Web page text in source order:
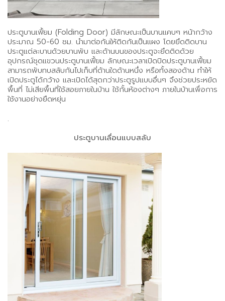
ประตูบานเฟี้ยม (Folding Door) มีลักษณะเป็นบานแคบๆ หน้ากว้าง
ประมาณ 50-60 ซม. นำมาต่อกันให้ติดกันเป็นแผง โดยยึดติดบาน
ประตูแต่ละบานด้วยบานพับ และด้านบนของประตูจะยึดติดด้วย
อุปกรณ์ชุดแขวนประตูบานเฟี้ยม ลักษณะเวลาเปิดปิดประตูบานเฟี้ยม
สามารถพับทบสลับกันไปเก็บที่ด้านใดด้านหนึ่ง หรือทั้งสองด้าน ทำให้
เปิดประตูได้กว้าง และเปิดได้สุดกว่าประตูรูปแบบอื่นๆ จึงช่วยประหยัด
พื้นที่ ไม่เสียพื้นที่ใช้สอยภายในบ้าน ใช้กั้นห้องต่างๆ ภายในบ้านเพื่อการ
ใช้งานอย่างยืดหยุ่น
.
ประตูบานเลื่อนแบบสลับ